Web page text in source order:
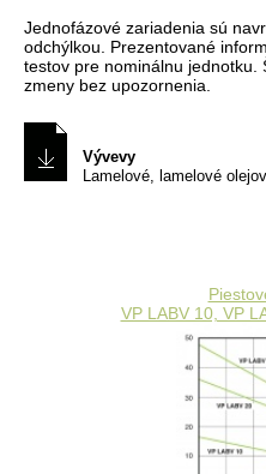
Jednofázové zariadenia sú
odchýlkou. Prezentované
testov pre nominálnu jednotku.
zmeny bez upozornenia.
Vývevy
Lamelové, lamelové
VP LABV 10, VP